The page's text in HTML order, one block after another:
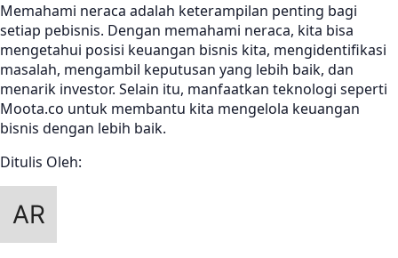
Memahami neraca adalah keterampilan penting bagi
setiap pebisnis. Dengan memahami neraca, kita bisa
mengetahui posisi keuangan bisnis kita, mengidentifikasi
masalah, mengambil keputusan yang lebih baik, dan
menarik investor. Selain itu, manfaatkan teknologi seperti
Moota.co untuk membantu kita mengelola keuangan
bisnis dengan lebih baik.
Ditulis Oleh: